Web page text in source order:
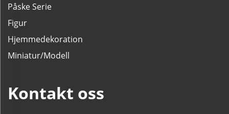
Påske Serie
Figur
Hjemmedekoration
Miniatur/Modell
Kontakt oss